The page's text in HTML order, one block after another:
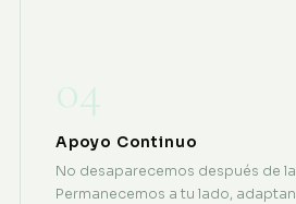
04
Apoyo Continuo
No desaparecemos después de
Permanecemos a tu lado,